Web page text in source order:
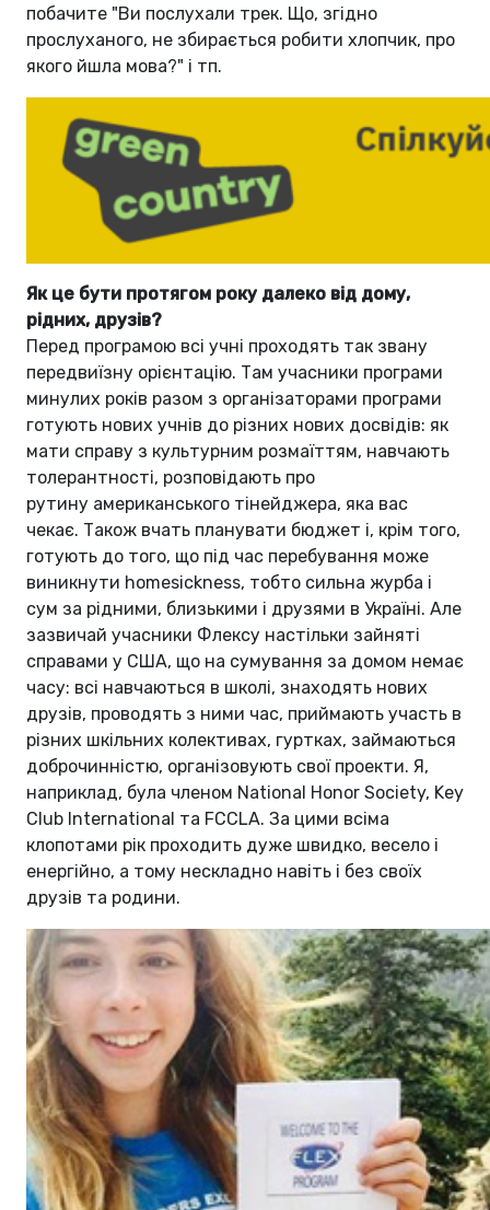
побачите "Ви послухали трек. Що, згідно
прослуханого, не збирається робити хлопчик, про
якого йшла мова?" і тп.
Як це бути протягом року далеко від дому,
рідних, друзів?
Перед програмою всі учні проходять так звану
передвиїзну орієнтацію. Там учасники програми
минулих років разом з організаторами програми
готують нових учнів до різних нових досвідів: як
мати справу з культурним розмаїттям, навчають
толерантності, розповідають про
рутину американського тінейджера, яка вас
чекає. Також вчать планувати бюджет і, крім того,
готують до того, що під час перебування може
виникнути homesickness, тобто сильна журба і
сум за рідними, близькими і друзями в Україні. Але
зазвичай учасники Флексу настільки зайняті
справами у США, що на сумування за домом немає
часу: всі навчаються в школі, знаходять нових
друзів, проводять з ними час, приймають участь в
різних шкільних колективах, гуртках, займаються
доброчинністю, організовують свої проекти. Я,
наприклад, була членом National Honor Society, Key
Club International та FCCLA. За цими всіма
клопотами рік проходить дуже швидко, весело і
енергійно, а тому нескладно навіть і без своїх
друзів та родини.